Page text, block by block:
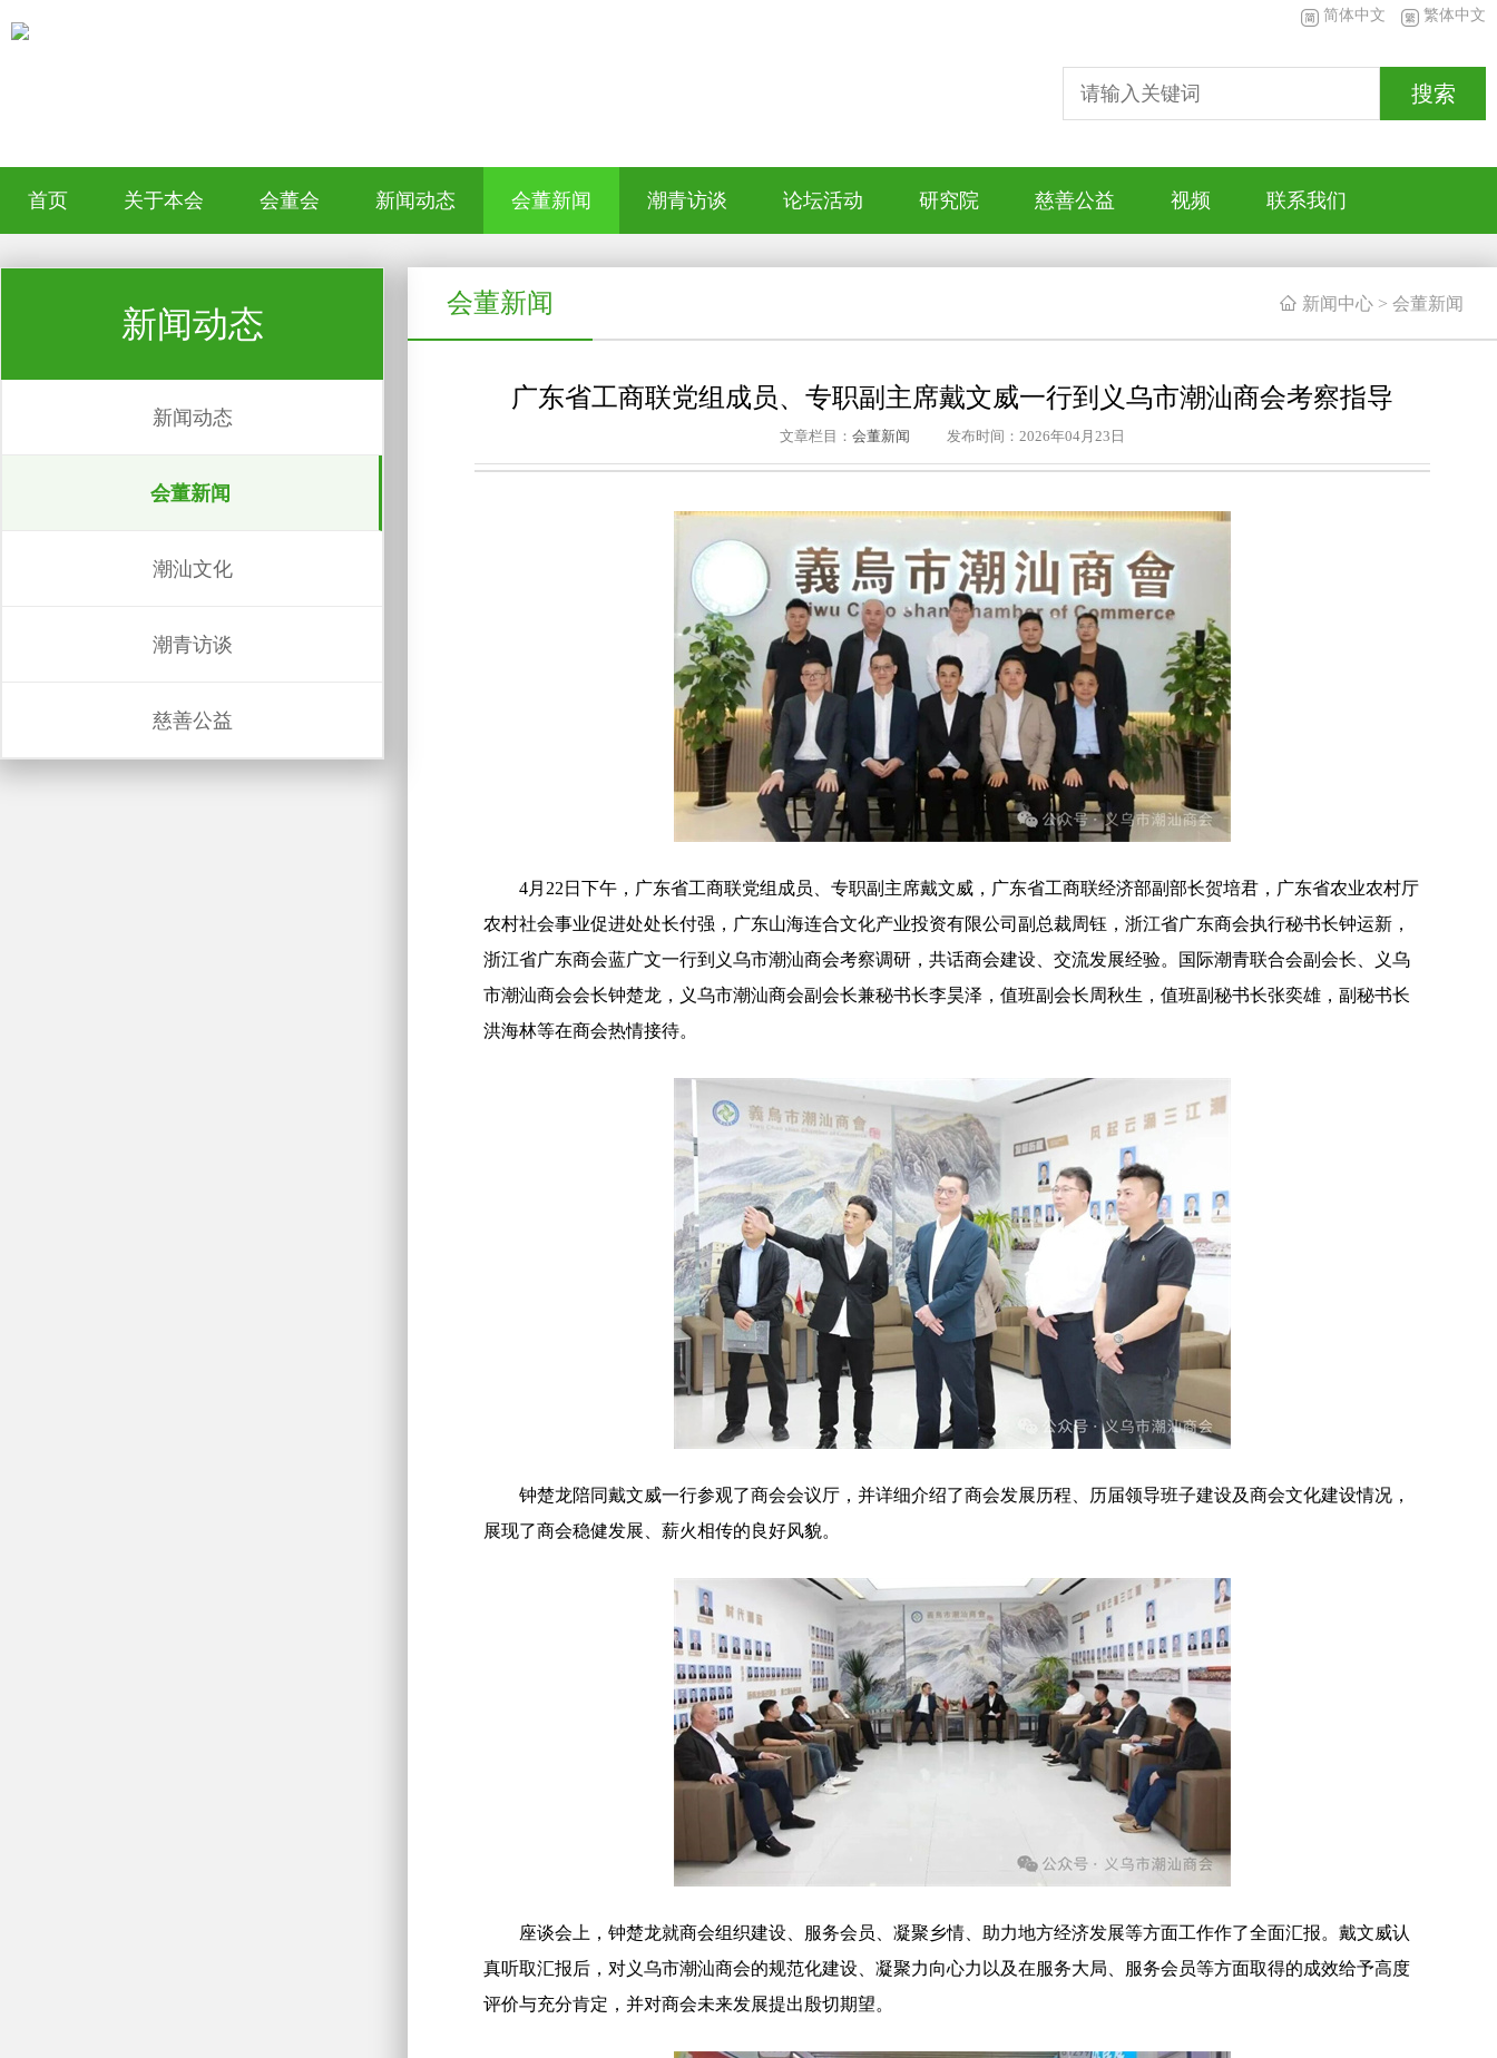
搜索
简体中文 繁体中文
首页 关于本会 会董会 新闻动态 会董新闻 潮青访谈 论坛活动 研究院 慈善公益 视频 联系我们
会董新闻  新闻中心 > 会董新闻
广东省工商联党组成员、专职副主席戴文威一行到义乌市潮汕商会考察指导
文章栏目： 会董新闻 发布时间：2026年04月23日
4月22日下午，广东省工商联党组成员、专职副主席戴文威，广东省工商联经济部副部长贺培君，广东省农业农村厅
农村社会事业促进处处长付强，广东山海连合文化产业投资有限公司副总裁周钰， 浙江省广东商会执行秘书长钟运新，
浙江省广东商会蓝广文一行到义乌市潮汕商会考察调研，共话商会建设、交流发展经验。 国际潮青联合会副会长、义乌
市潮汕商会会长钟楚龙， 义乌市潮汕商会副会长兼秘书长李昊泽，值班副会长周秋生，值班副秘书长张奕雄，副秘书长
洪海林等在商会热情接待。
钟楚龙陪同戴文威一行参观了商会会议厅，并详细介绍了商会发展历程、历届领导班子建设及商会文化建设情况，
展现了商会稳健发展、薪火相传的良好风貌。
座谈会上， 钟楚龙就商会组织建设、服务会员、凝聚乡情、助力地方经济发展等方面工作作了全面汇报。戴文威认
真听取汇报后，对义乌市潮汕商会的规范化建设、凝聚力向心力以及在服务大局、服务会员等方面取得的成效给予高度
评价与充分肯定，并对商会未来发展提出殷切期望。
新闻动态
新闻动态
会董新闻
潮汕文化
潮青访谈
慈善公益